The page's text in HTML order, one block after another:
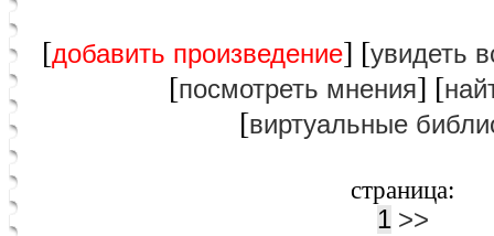
[добавить произведение] [увидеть
[посмотреть мнения] [
[виртуальные
страница:
1 >>